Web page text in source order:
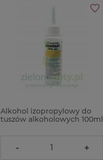
Alkohol izopropylowy do
tuszów alkoholowych 100ml
18,00 zł
- +